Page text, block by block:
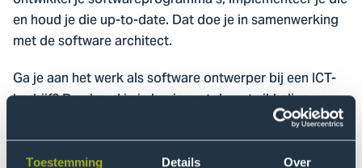
Toestemming Details Over
en houd je die up-to-date. Dat doe je in samenwerking
met de software architect.
Ga je aan het werk als software ontwerper bij een ICT-
bedrijf? Dan houd je je bezig met de ontwikkeling van
software voor klanten. Binnen de kaders die de
software architect biedt, ontwikkel je het programma.